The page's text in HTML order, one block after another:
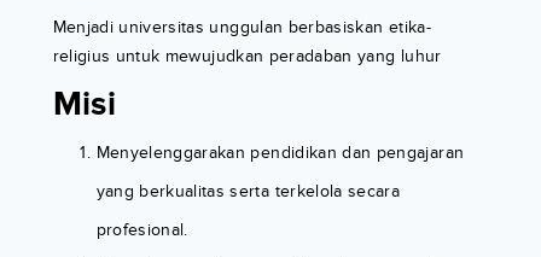
Menjadi universitas unggulan berbasiskan etika-
religius untuk mewujudkan peradaban yang luhur
Misi
Menyelenggarakan pendidikan dan pengajaran
yang berkualitas serta terkelola secara
profesional.